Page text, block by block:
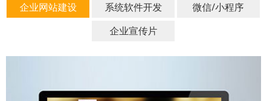
企业网站建设 系统软件开发
微信/小程序
企业宣传片